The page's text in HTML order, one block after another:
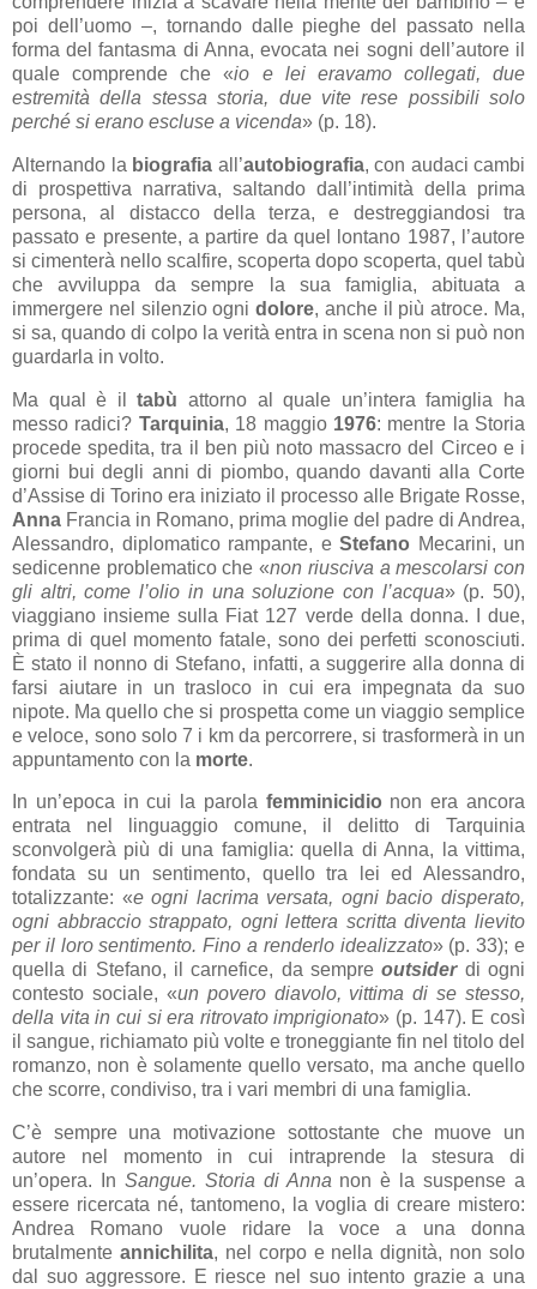
poi dell’uomo –, tornando dalle pieghe del passato nella
forma del fantasma di Anna, evocata nei sogni dell’autore il
quale comprende che «io e lei eravamo collegati, due
estremità della stessa storia, due vite rese possibili solo
perché si erano escluse a vicenda» (p. 18).
Alternando la biografia all’autobiografia, con audaci cambi
di prospettiva narrativa, saltando dall’intimità della prima
persona, al distacco della terza, e destreggiandosi tra
passato e presente, a partire da quel lontano 1987, l’autore
si cimenterà nello scalfire, scoperta dopo scoperta, quel tabù
che avviluppa da sempre la sua famiglia, abituata a
immergere nel silenzio ognidolore, anche il più atroce. Ma,
si sa, quando di colpo la verità entra in scena non si può non
guardarla in volto.
Ma qual è iltabù attorno al quale un’intera famiglia ha
messo radici? Tarquinia, 18 maggio 1976: mentre la Storia
procede spedita, tra il ben più noto massacro del Circeo e i
giorni bui degli anni di piombo, quando davanti alla Corte
d’Assise di Torino era iniziato il processo alle Brigate Rosse,
Anna Francia in Romano, prima moglie del padre di Andrea,
Alessandro, diplomatico rampante, e Stefano Mecarini, un
sedicenne problematico che «non riusciva a mescolarsi con
gli altri, come l’olio in una soluzione con l’acqua» (p. 50),
viaggiano insieme sulla Fiat 127 verde della donna. I due,
prima di quel momento fatale, sono dei perfetti sconosciuti.
È stato il nonno di Stefano, infatti, a suggerire alla donna di
farsi aiutare in un trasloco in cui era impegnata da suo
nipote. Ma quello che si prospetta come un viaggio semplice
e veloce, sono solo 7 i km da percorrere, si trasformerà in un
appuntamento con la morte.
In un’epoca in cui la parola femminicidio non era ancora
entrata nel linguaggio comune, il delitto di Tarquinia
sconvolgerà più di una famiglia: quella di Anna, la vittima,
fondata su un sentimento, quello tra lei ed Alessandro,
totalizzante: «e ogni lacrima versata, ogni bacio disperato,
ogni abbraccio strappato, ogni lettera scritta diventa lievito
per il loro sentimento. Fino a renderlo idealizzato» (p. 33); e
quella di Stefano, il carnefice, da sempreoutsiderdi ogni
contesto sociale, «un povero diavolo, vittima di se stesso,
della vita in cui si era ritrovato imprigionato» (p. 147). E così
il sangue, richiamato più volte e troneggiante fin nel titolo del
romanzo, non è solamente quello versato, ma anche quello
che scorre, condiviso, tra i vari membri di una famiglia.
C’è sempre una motivazione sottostante che muove un
autore nel momento in cui intraprende la stesura di
un’opera. In Sangue. Storia di Anna non è la suspense a
essere ricercata né, tantomeno, la voglia di creare mistero:
Andrea Romano vuole ridare la voce a una donna
brutalmente annichilita, nel corpo e nella dignità, non solo
dal suo aggressore. E riesce nel suo intento grazie a una